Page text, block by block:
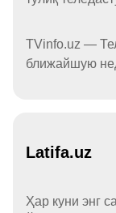
TVinfo.uz —
ближайшую
Latifa.uz
Ҳар куни энг